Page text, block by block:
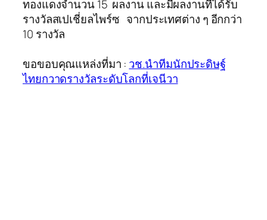
ทองแดงจำนวน 15 ผลงาน และมีผลงานที่ได้รับ
รางวัลสเปเชี่ยลไพร์ซ จากประเทศต่าง ๆ อีกกว่า
10 รางวัล
ขอขอบคุณแหล่งที่มา : วช.นำทีมนักประดิษฐ์
ไทยกวาดรางวัลระดับโลกที่เจนีวา